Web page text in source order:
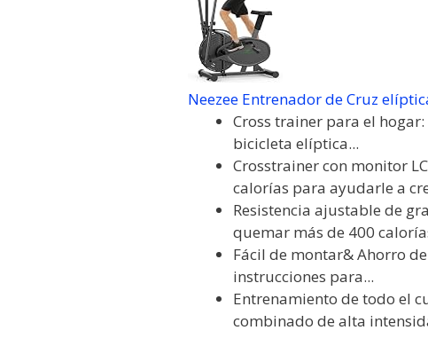
Neezee Entrenador de Cruz
Cross trainer para el
bicicleta elíptica...
Crosstrainer con monitor
calorías para ayudarle a
Resistencia ajustable de
quemar más de 400
Fácil de montar& Ahorro
instrucciones para...
Entrenamiento de todo el
combinado de alta